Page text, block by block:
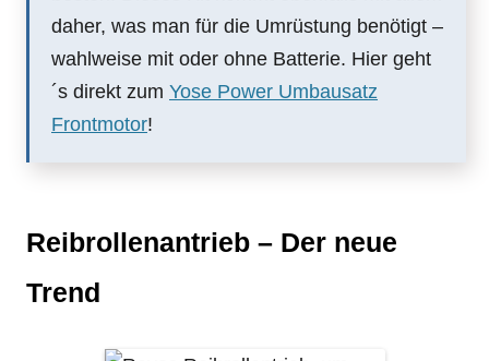
daher, was man für die Umrüstung benötigt –
wahlweise mit oder ohne Batterie. Hier geht
´s direkt zum Yose Power Umbausatz
Frontmotor!
Reibrollenantrieb – Der neue
Trend